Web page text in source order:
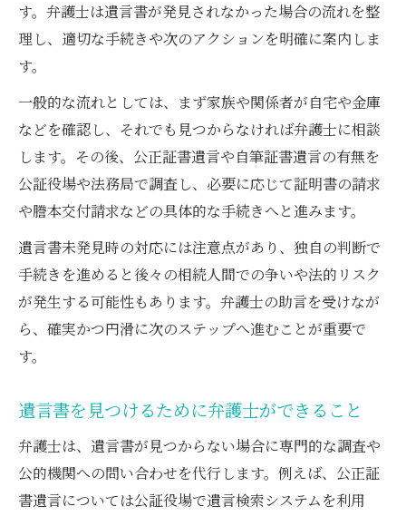
遺言書の保管場所確認を法務局で行う流れ
弁護士が解説する法務局活用のポイント
弁護士が案内する遺言検索システム活用法
公正証書遺言の有無を弁護士と一緒に検索
遺言検索システムの申請方法とその手順
弁護士と進める公証役場での検索の注意点
困った時に頼れる弁護士の無料相談活用術
弁護士の無料相談で遺言書問題を早期解決
無料相談で分かる遺言書探しの重要ポイン
る
遺言書が不明な時こそ無料相談を活用しよ
う
経験豊富な弁護士による相談の流れを解説
す。弁護士は遺言書が発見されなかった場合の流れを整
理し、適切な手続きや次のアクションを明確に案内しま
す。
一般的な流れとしては、まず家族や関係者が自宅や金庫
などを確認し、それでも見つからなければ弁護士に相談
します。その後、公正証書遺言や自筆証書遺言の有無を
公証役場や法務局で調査し、必要に応じて証明書の請求
や謄本交付請求などの具体的な手続きへと進みます。
遺言書未発見時の対応には注意点があり、独自の判断で
手続きを進めると後々の相続人間での争いや法的リスク
が発生する可能性もあります。弁護士の助言を受けなが
ら、確実かつ円滑に次のステップへ進むことが重要で
す。
遺言書を見つけるために弁護士ができること
弁護士は、遺言書が見つからない場合に専門的な調査や
公的機関への問い合わせを代行します。例えば、公正証
書遺言については公証役場で遺言検索システムを利用